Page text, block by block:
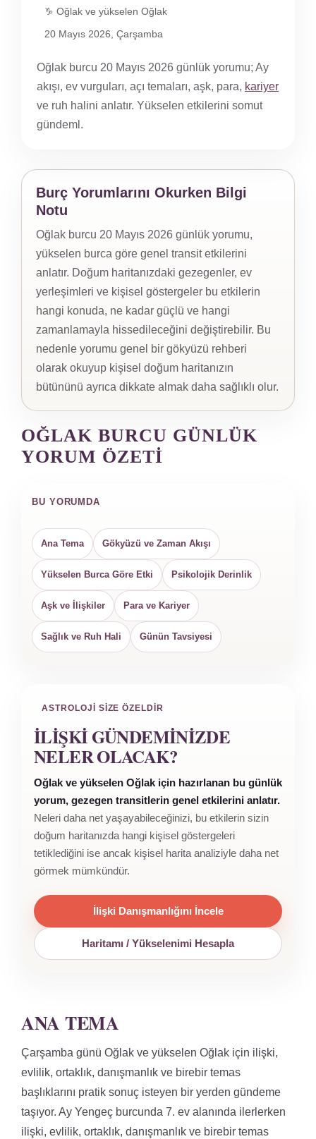
♑ Oğlak ve yükselen Oğlak
20 Mayıs 2026, Çarşamba
Oğlak burcu 20 Mayıs 2026 günlük yorumu; Ay
akışı, ev vurguları, açı temaları, aşk, para, kariyer
ve ruh halini anlatır. Yükselen etkilerini somut
gündeml.
Burç Yorumlarını Okurken Bilgi
Notu
Oğlak burcu 20 Mayıs 2026 günlük yorumu,
yükselen burca göre genel transit etkilerini
anlatır. Doğum haritanızdaki gezegenler, ev
yerleşimleri ve kişisel göstergeler bu etkilerin
hangi konuda, ne kadar güçlü ve hangi
zamanlamayla hissedileceğini değiştirebilir. Bu
nedenle yorumu genel bir gökyüzü rehberi
olarak okuyup kişisel doğum haritanızın
bütününü ayrıca dikkate almak daha sağlıklı olur.
OĞLAK BURCU GÜNLÜK
YORUM ÖZETI
BU YORUMDA
Ana Tema Gökyüzü ve Zaman Akışı
Yükselen Burca Göre Etki Psikolojik Derinlik
Aşk ve İlişkiler Para ve Kariyer
Sağlık ve Ruh Hali Günün Tavsiyesi
ASTROLOJI SIZE ÖZELDIR
İLIŞKI GÜNDEMINIZDE
NELER OLACAK?
Oğlak ve yükselen Oğlak için hazırlanan bu günlük
yorum, gezegen transitlerin genel etkilerini anlatır.
Neleri daha net yaşayabileceğinizi, bu etkilerin sizin
doğum haritanızda hangi kişisel göstergeleri
tetiklediğini ise ancak kişisel harita analiziyle daha net
görmek mümkündür.
İlişki Danışmanlığını İncele
Haritamı / Yükselenimi Hesapla
ANA TEMA
Çarşamba günü Oğlak ve yükselen Oğlak için ilişki,
evlilik, ortaklık, danışmanlık ve birebir temas
başlıklarını pratik sonuç isteyen bir yerden gündeme
taşıyor. Ay Yengeç burcunda 7. ev alanında ilerlerken
ilişki, evlilik, ortaklık, danışmanlık ve birebir temas